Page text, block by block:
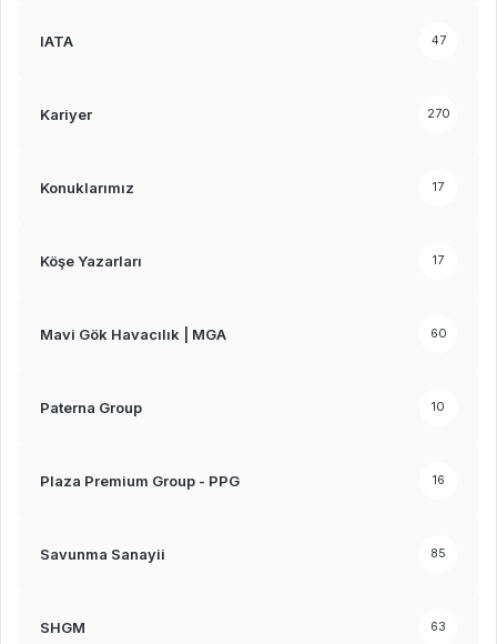
IATA 47
Kariyer 270
Konuklarımız 17
Köşe Yazarları 17
Mavi Gök Havacılık | MGA 60
Paterna Group 10
Plaza Premium Group - PPG 16
Savunma Sanayii 85
SHGM 63